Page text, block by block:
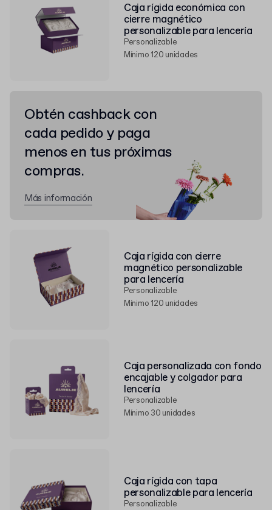
Caja rígida económica con
cierre magnético
personalizable para lencería
Personalizable
Mínimo 120 unidades
Caja rígida con cierre
magnético personalizable
para lencería
Personalizable
Mínimo 120 unidades
Caja personalizada con fondo
encajable y colgador para
lencería
Personalizable
Mínimo 30 unidades
Caja rígida con tapa
personalizable para lencería
Personalizable
Obtén cashback con
cada pedido y paga
menos en tus próximas
compras.
Más información